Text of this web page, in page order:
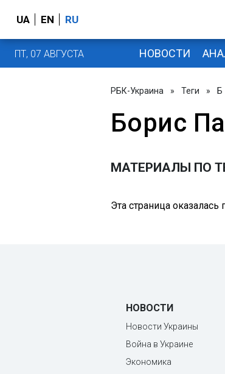
UA EN RU
ПТ, 07 АВГУСТА НОВОСТИ
РБК-Украина » Теги » Б
Борис
МАТЕРИАЛЫ ПО
Эта страница оказалась
НОВОСТИ
Новости Украины
Война в Украине
Экономика